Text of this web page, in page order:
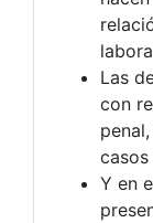
Las
con
Y en